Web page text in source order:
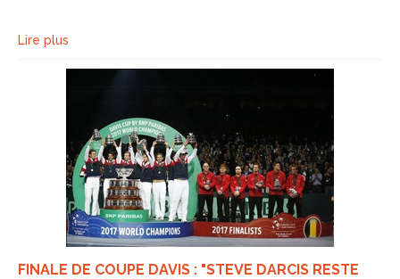
Lire plus
FINALE DE COUPE DAVIS : "STEVE DARCIS RESTE